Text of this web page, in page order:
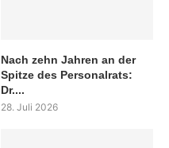
Nach zehn Jahren an der
Spitze des Personalrats:
Dr....
28. Juli 2026